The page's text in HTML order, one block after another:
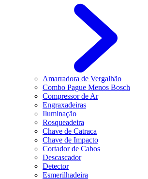
Amarradora de Vergalhão
Combo Pague Menos Bosch
Compressor de Ar
Engraxadeiras
Iluminação
Rosqueadeira
Chave de Catraca
Chave de Impacto
Cortador de Cabos
Descascador
Detector
Esmerilhadeira